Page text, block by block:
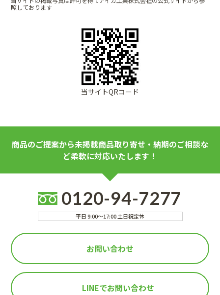
照しております
当サイトQRコード
商品のご提案から未掲載商品取り寄せ・納期のご相談な
ど柔軟に対応いたします！
0120-94-7277
平日 9:00～17:00 土日祝定休
お問い合わせ
LINEでお問い合わせ